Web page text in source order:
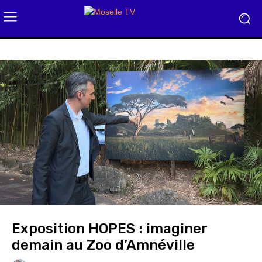
Exposition HOPES : imaginer
demain au Zoo d’Amnéville